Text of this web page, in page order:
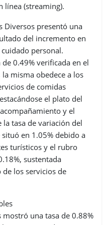
línea (streaming).
Diversos presentó una
del incremento en
personal.
0.49% verificada en el
misma obedece a los
de comidas
el plato del
y el
tasa de variación del
en 1.05% debido a
turísticos y el rubro
sustentada
los servicios de
mostró una tasa de 0.88%